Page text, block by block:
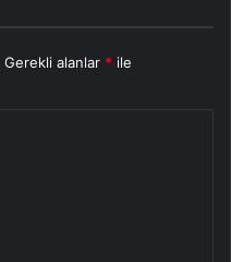
Gerekli alanlar * ile